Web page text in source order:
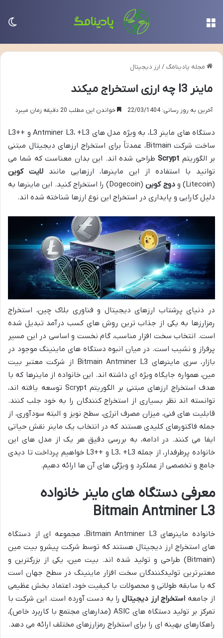
مجله پادینامگ / ارز دیجیتال
ماینر l3 چه ارزی استخراج میکند
آخرین به روز رسانی: 22/03/1404 خواندن این مطلب 20 دقیقه زمان میبرد
دستگاه های ماینر L3، به ویژه مدل های Antminer L3، +L3 و ++L3
ساخت شرکت Bitmain، عمدتاً برای استخراج ارزهای دیجیتال مبتنی
بر الگوریتم Scryptطراحی شده اند. این بدان معناست که شما می
توانید با استفاده از این ماینرها، ارزهایی مانند لایت کوین
(Litecoin) و
دوج کوین
(Dogecoin) را استخراج کنید. این ماینرها به
دلیل کارایی و پایداری در استخراج این نوع ارزها شناخته شده اند.
در دنیای پرشتاب ارزهای دیجیتال و فناوری بلاک چین، استخراج
رمزارزها به یکی از جذاب ترین روش های کسب درآمد تبدیل شده
است. انتخاب سخت افزار مناسب، گام نخست و اساسی در این مسیر
پرفراز و نشیب است. در میان انبوه دستگاه های ماینینگ موجود در
بازار، سری ماینرهای Bitmain Antminer L3 از شرکت معتبر بیت
مین، همواره جایگاه ویژه ای داشته اند. این خانواده از ماینرها که با
هدف استخراج ارزهای مبتنی بر الگوریتم Scrypt توسعه یافته اند،
توانسته اند نظر بسیاری از استخراج کنندگان را به خود جلب کنند.
قابلیت های فنی، میزان مصرف انرژی، سطح نویز و البته سودآوری، از
جمله فاکتورهای کلیدی هستند که در انتخاب یک ماینر نقش حیاتی
ایفا می کنند. در ادامه، به بررسی دقیق هر یک از مدل های این
خانواده پرطرفدار، از جمله L3، +L3 و ++L3 خواهیم پرداخت تا دیدی
جامع و تخصصی از عملکرد و ویژگی های آن ها ارائه دهیم.
معرفی دستگاه های ماینر خانواده
Bitmain Antminer L3
خانواده ماینرهای Bitmain Antminer L3، مجموعه ای از دستگاه
های استخراج ارز دیجیتال هستند که توسط شرکت پیشرو بیت مین
(Bitmain) طراحی و تولید شده اند. بیت مین، یکی از بزرگترین و
معتبرترین تولیدکنندگان سخت افزار ماینینگ در سطح جهان است
که با سابقه طولانی و محصولات با کیفیت خود، اعتماد بخش عظیمی
از جامعه استخراج ارز دیجیتالرا به دست آورده است. این شرکت با
تمرکز بر تولید دستگاه های ASIC (مدارهای مجتمع با کاربرد خاص)،
راهکارهای بهینه ای را برای استخراج رمزارزهای مختلف ارائه می دهد.